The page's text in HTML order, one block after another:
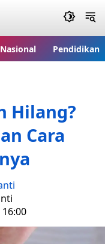
Nasional Pendidikan
Hilang?
Cara
16:00